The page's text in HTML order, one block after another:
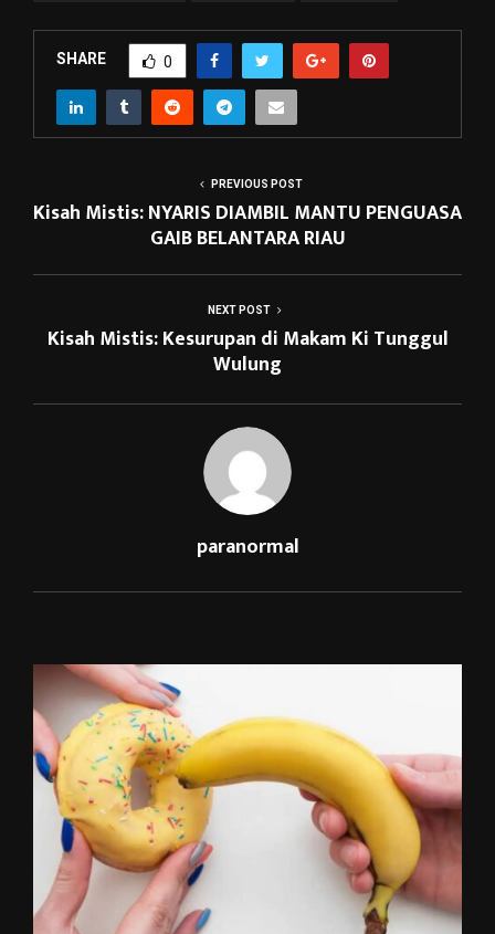
SHARE 0
PREVIOUS POST
Kisah Mistis: NYARIS DIAMBIL MANTU PENGUASA
GAIB BELANTARA RIAU
NEXT POST
Kisah Mistis: Kesurupan di Makam Ki Tunggul
Wulung
paranormal